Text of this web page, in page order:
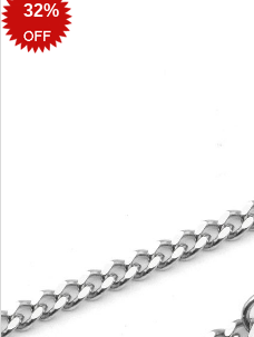
32%